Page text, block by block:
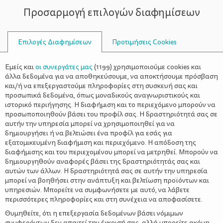
ΣΥΜΒΟΥΛΟΙ
ΟΙΚΟΓΈΝΕΙΑ>ΟΙΚΟΓΕΝΕΙΑΚΈΣ ΔΡΑΣΤΗΡΙΌΤΗΤΕΣ
Κυριακάτικα εργαστήρια στο
Μουσείο Πειραμάτων
Προσαρμογή επιλογών διαφημίσεων
Επιλογές Διαφημίσεων Προτιμήσεις Cookies
Εμείς καιοι συνεργάτες μας (1199) χρησιμοποιούμε cookies και
άλλα δεδομένα για να αποθηκεύσουμε, να αποκτήσουμε πρόσβαση
και/ή να επεξεργαστούμε πληροφορίες στη συσκευή σας και
προσωπικά δεδομένα, όπως μοναδικούς αναγνωριστικούς και
ιστορικό περιήγησης. Η διαφήμιση και το περιεχόμενο μπορούν να
προσωποποιηθούν βάσει του προφίλ σας. Η δραστηριότητά σας σε
αυτήν την υπηρεσία μπορεί να χρησιμοποιηθεί για να
δημιουργήσει ή να βελτιώσει ένα προφίλ για εσάς για
εξατομικευμένη διαφήμιση και περιεχόμενο. Η απόδοση της
διαφήμισης και του περιεχομένου μπορεί να μετρηθεί. Μπορούν να
δημιουργηθούν αναφορές βάσει της δραστηριότητάς σας και
αυτών των άλλων. Η δραστηριότητά σας σε αυτήν την υπηρεσία
μπορεί να βοηθήσει στην ανάπτυξη και βελτίωση προϊόντων και
υπηρεσιών. Μπορείτε να συμφωνήσετε με αυτό, να λάβετε
περισσότερες πληροφορίες και στη συνέχεια να αποφασίσετε.
Θυμηθείτε, ότι η επεξεργασία δεδομένων βάσει νόμιμων